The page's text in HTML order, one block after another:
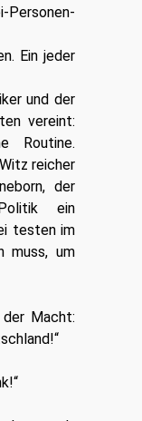
Personen-
Ein jeder
und der
vereint:
Routine.
reicher
der
ein
testen im
muss, um
der Macht: